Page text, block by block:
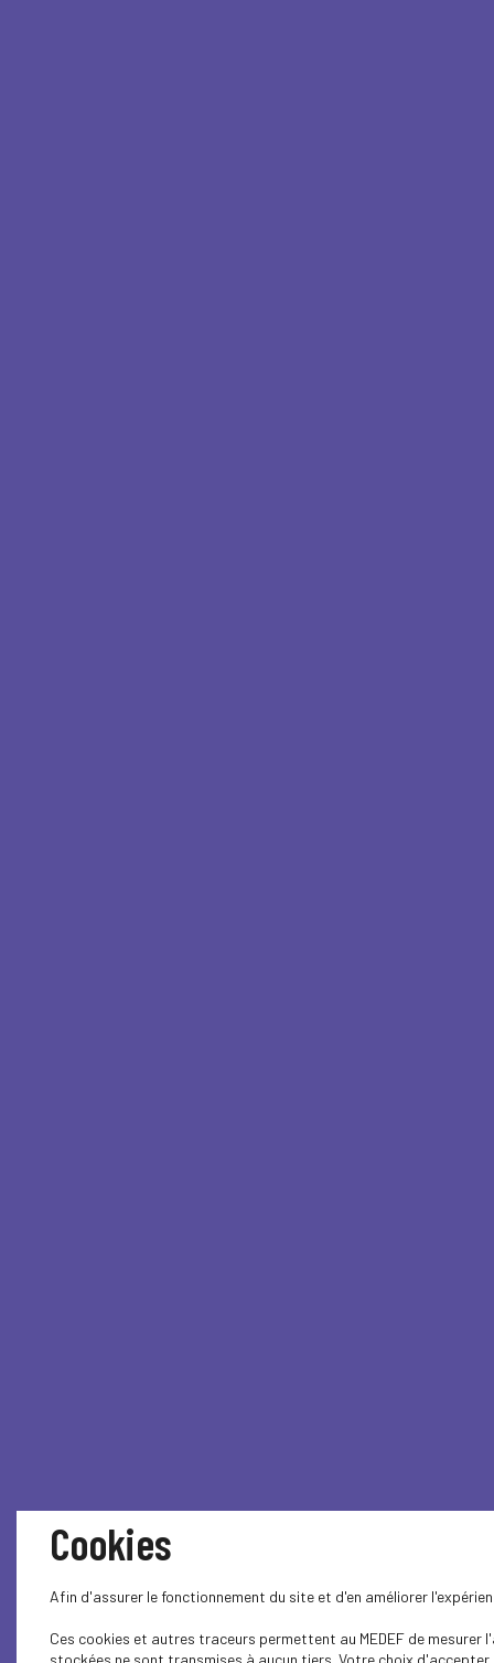
Cookies
Afin d'assurer le fonctionnement du site et d'en améliorer
Ces cookies et autres traceurs permettent au MEDEF de
stockées ne sont transmises à aucun tiers. Votre choix